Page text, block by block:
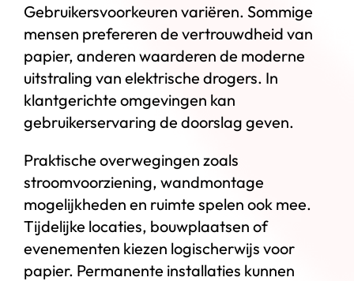
Gebruikersvoorkeuren variëren. Sommige
mensen prefereren de vertrouwdheid van
papier, anderen waarderen de moderne
uitstraling van elektrische drogers. In
klantgerichte omgevingen kan
gebruikerservaring de doorslag geven.
Praktische overwegingen zoals
stroomvoorziening, wandmontage
mogelijkheden en ruimte spelen ook mee.
Tijdelijke locaties, bouwplaatsen of
evenementen kiezen logischerwijs voor
papier. Permanente installaties kunnen